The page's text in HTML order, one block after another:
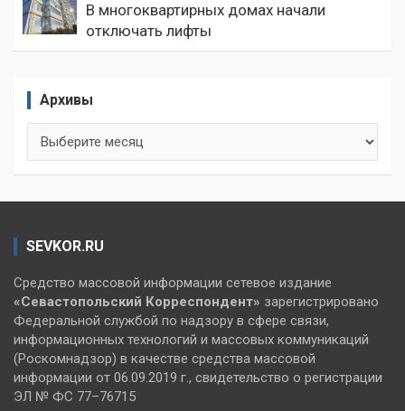
В многоквартирных домах начали
отключать лифты
Архивы
SEVKOR.RU
Средство массовой информации сетевое издание
«Севастопольский Корреспондент» зарегистрировано
Федеральной службой по надзору в сфере связи,
информационных технологий и массовых коммуникаций
(Роскомнадзор) в качестве средства массовой
информации от 06.09.2019 г., свидетельство о регистрации
ЭЛ № ФС 77–76715